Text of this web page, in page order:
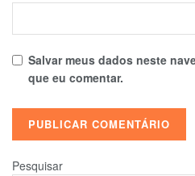
Salvar meus dados neste
que eu comentar.
Pesquisar